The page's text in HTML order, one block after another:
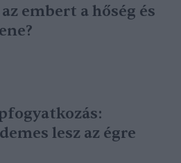
embert a hőség és
lesz az égre